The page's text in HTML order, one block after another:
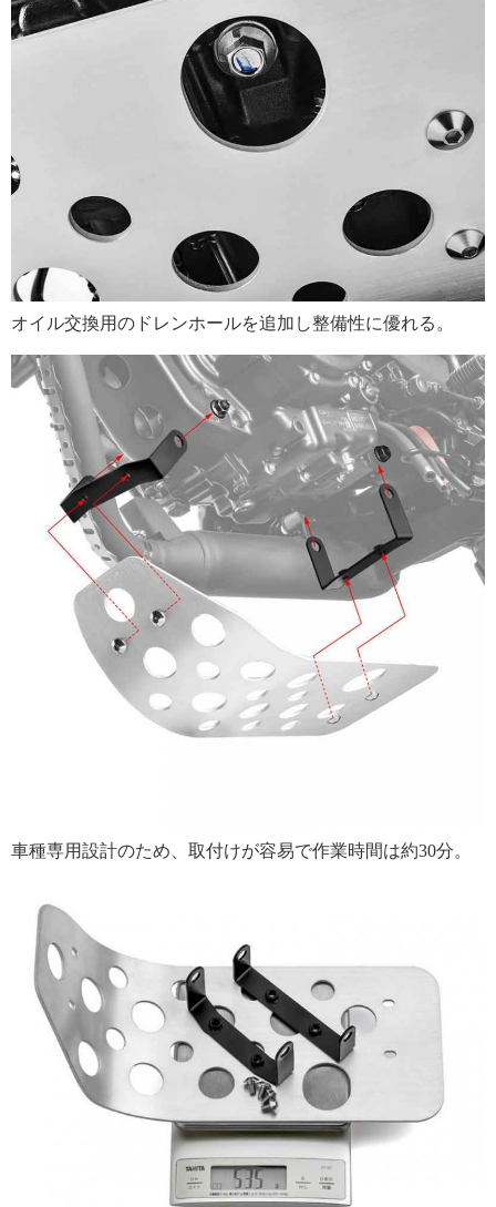
オイル交換用のドレンホールを追加し整備性に優れる。
車種専用設計のため、取付けが容易で作業時間は約30分。